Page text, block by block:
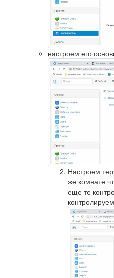
настроем его
Настроем
же комнате
еще те